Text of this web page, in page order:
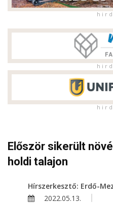
h i r
h i r
h i r
Először sikerült
holdi talajon
Hírszerkesztő: Erdő-
2022.05.13.